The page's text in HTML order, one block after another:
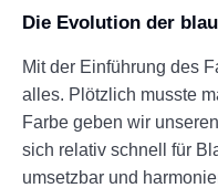
Die Evolution der
Mit der Einführung des
alles. Plötzlich musste
Farbe geben wir
sich relativ schnell für
umsetzbar und